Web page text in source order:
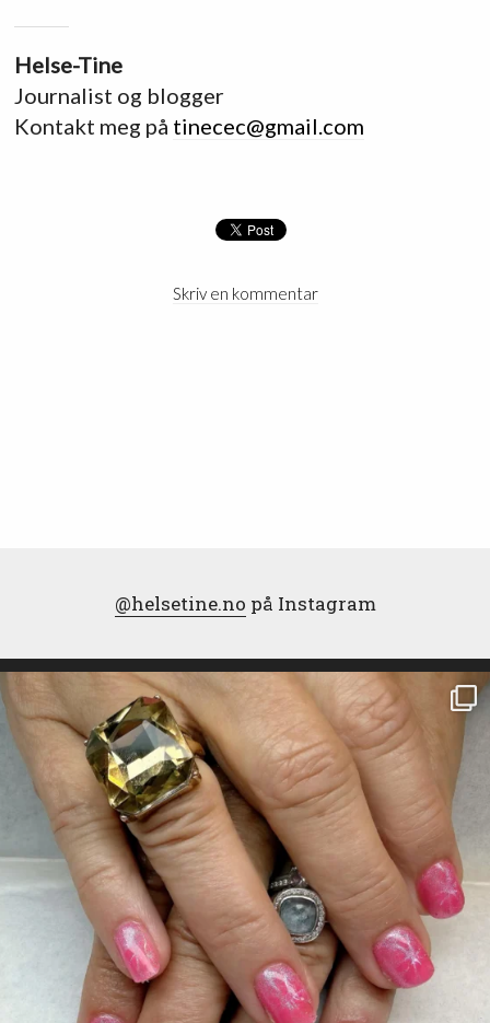
Helse-Tine
Journalist og blogger
Kontakt meg på tinecec@gmail.com
Skriv en kommentar
@helsetine.no på Instagram